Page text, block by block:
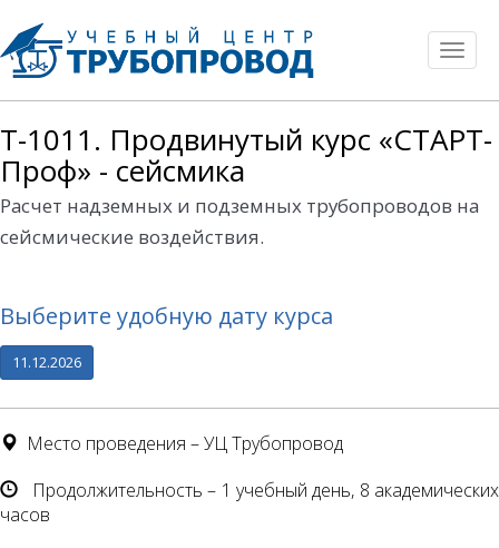
T-1011. Продвинутый курс «СТАРТ-
Проф» - сейсмика
Расчет надземных и подземных трубопроводов на
сейсмические воздействия.
Выберите удобную дату курса
11.12.2026
Место проведения – УЦ Трубопровод
Продолжительность – 1 учебный день, 8 академических
часов